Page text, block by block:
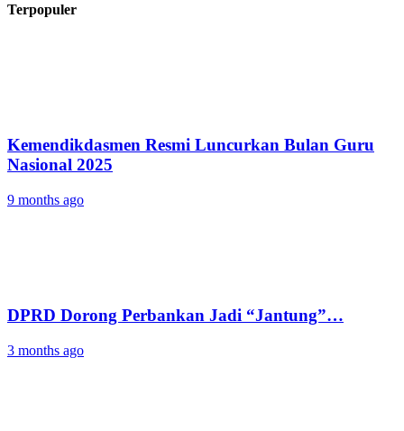
Terpopuler
Kemendikdasmen Resmi Luncurkan Bulan Guru
Nasional 2025
9 months ago
DPRD Dorong Perbankan Jadi “Jantung”…
3 months ago